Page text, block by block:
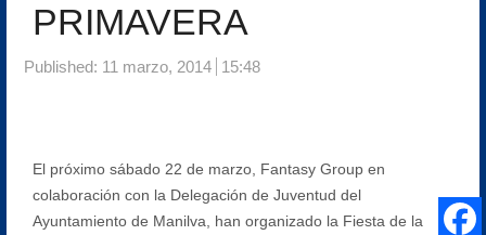
PRIMAVERA
Published: 11 marzo, 2014 15:48
El próximo sábado 22 de marzo, Fantasy Group en
colaboración con la Delegación de Juventud del
Ayuntamiento de Manilva, han organizado la Fiesta de la